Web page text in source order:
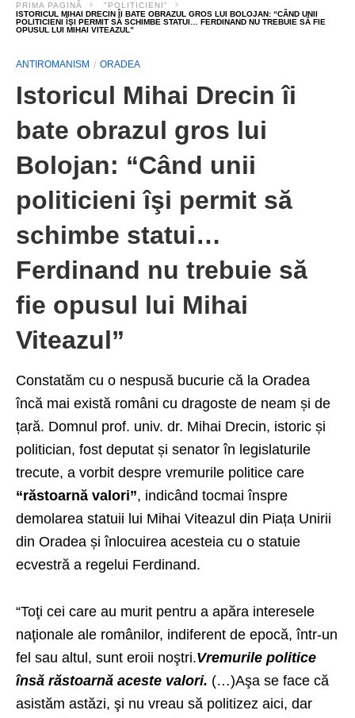
PRIMA PAGINĂ
"POLITICIENI"
ISTORICUL MIHAI DRECIN ÎI BATE OBRAZUL GROS LUI BOLOJAN: “CÂND UNII
POLITICIENI ÎŞI PERMIT SĂ SCHIMBE STATUI… FERDINAND NU TREBUIE SĂ FIE
OPUSUL LUI MIHAI VITEAZUL”
ANTIROMANISM ORADEA
Istoricul Mihai Drecin îi
bate obrazul gros lui
Bolojan: “Când unii
politicieni îşi permit să
schimbe statui…
Ferdinand nu trebuie să
fie opusul lui Mihai
Viteazul”
Constatăm cu o nespusă bucurie că la Oradea
încă mai există români cu dragoste de neam și de
țară. Domnul prof. univ. dr. Mihai Drecin, istoric și
politician, fost deputat și senator în legislaturile
trecute, a vorbit despre vremurile politice care
“răstoarnă valori”, indicând tocmai înspre
demolarea statuii lui Mihai Viteazul din Piața Unirii
din Oradea și înlocuirea acesteia cu o statuie
ecvestră a regelui Ferdinand.
“Toţi cei care au murit pentru a apăra interesele
naţionale ale românilor, indiferent de epocă, într-un
fel sau altul, sunt eroii noştri.Vremurile politice
însă răstoarnă aceste valori. (…)Aşa se face că
asistăm astăzi, şi nu vreau să politizez aici, dar